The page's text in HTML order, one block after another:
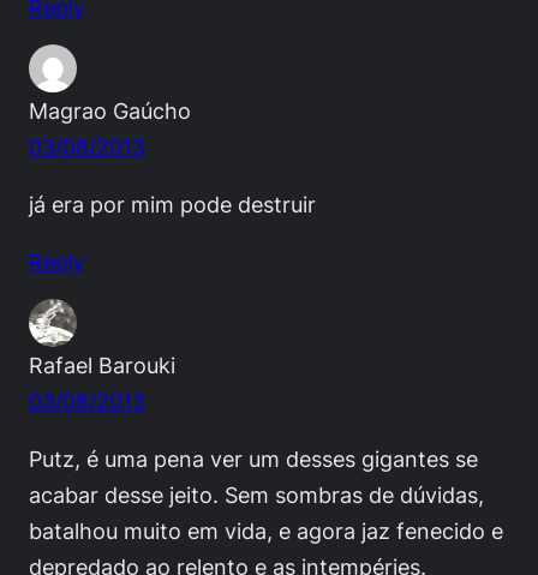
Reply
Magrao Gaúcho
03/08/2013
já era por mim pode destruir
Reply
Rafael Barouki
03/08/2013
Putz, é uma pena ver um desses gigantes se
acabar desse jeito. Sem sombras de dúvidas,
batalhou muito em vida, e agora jaz fenecido e
depredado ao relento e as intempéries.